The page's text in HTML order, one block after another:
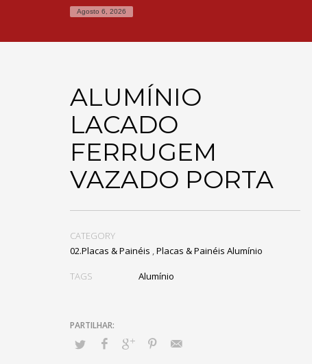
Agosto 6, 2026
ALUMÍNIO
LACADO
FERRUGEM
VAZADO PORTA
CATEGORY
02.Placas & Painéis ,Placas & Painéis Alumínio
TAGS Alumínio